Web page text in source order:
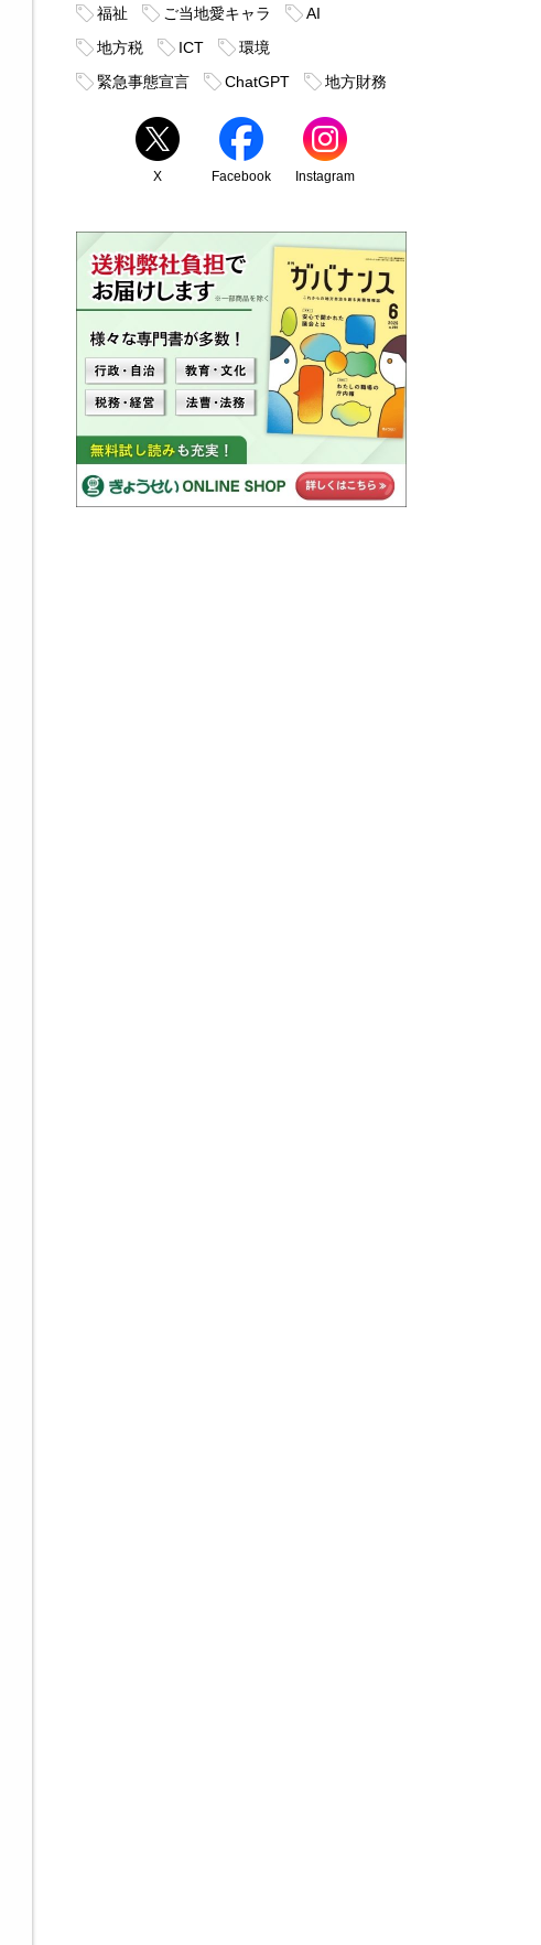
福祉
ご当地愛キャラ
AI
地方税
ICT
環境
緊急事態宣言
ChatGPT 地方財務
X Facebook Instagram